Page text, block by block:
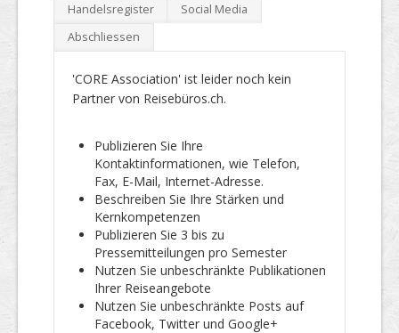
Handelsregister
Social Media
Abschliessen
'CORE Association' ist leider noch kein
Partner von Reisebüros.ch.
Publizieren Sie Ihre
Kontaktinformationen, wie Telefon,
Fax, E-Mail, Internet-Adresse.
Beschreiben Sie Ihre Stärken und
Kernkompetenzen
Publizieren Sie 3 bis zu
Pressemitteilungen pro Semester
Nutzen Sie unbeschränkte Publikationen
Ihrer Reiseangebote
Nutzen Sie unbeschränkte Posts auf
Facebook, Twitter und Google+